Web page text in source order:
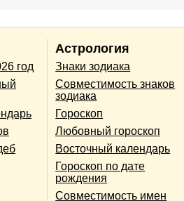
год
Астрология
Знаки зодиака
Совместимость знаков
зодиака
Гороскоп
Любовный гороскоп
Восточный календарь
Гороскоп по дате
рождения
Совместимость имен